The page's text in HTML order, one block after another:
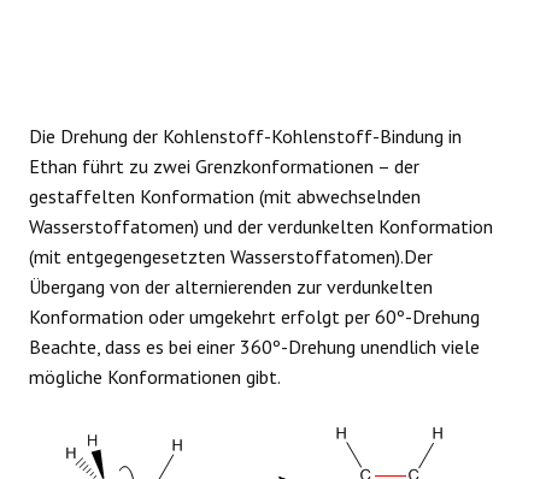
Die Drehung der Kohlenstoff-Kohlenstoff-Bindung in
Ethan führt zu zwei Grenzkonformationen – der
gestaffelten Konformation (mit abwechselnden
Wasserstoffatomen) und der verdunkelten Konformation
(mit entgegengesetzten Wasserstoffatomen).Der
Übergang von der alternierenden zur verdunkelten
Konformation oder umgekehrt erfolgt per 60º-Drehung
Beachte, dass es bei einer 360º-Drehung unendlich viele
mögliche Konformationen gibt.